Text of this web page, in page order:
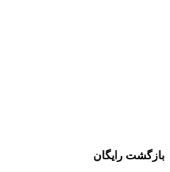
بازگشت رایگان